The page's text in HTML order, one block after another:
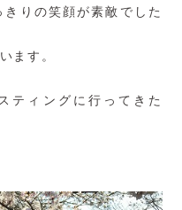
りの笑顔が素敵でした
ます。
ティングに行ってきた